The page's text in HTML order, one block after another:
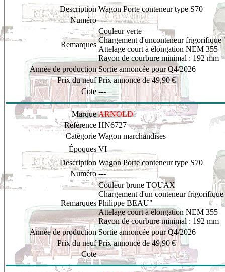
Description Wagon Porte conteneur type S70
Numéro ---
Remarques
Couleur verte
Chargement d'unconteneur frigorifique
Attelage court à élongation NEM 355
Rayon de courbure minimal : 192 mm
Année de production Sortie annoncée pour Q4/2026
Prix du neuf Prix annoncé de 49,90 €
Cote ---
Marque ARNOLD
Référence HN6727
Catégorie Wagon marchandises
Époques VI
Description Wagon Porte conteneur type S70
Numéro ---
Remarques
Couleur brune TOUAX
Chargement d'un conteneur
Philippe BEAU"
Attelage court à élongation NEM 355
Rayon de courbure minimal : 192 mm
Année de production Sortie annoncée pour Q4/2026
Prix du neuf Prix annoncé de 49,90 €
Cote ---